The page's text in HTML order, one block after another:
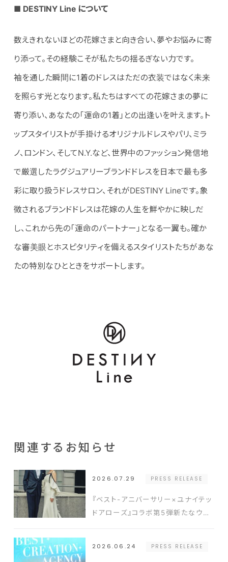
■ DESTINY Lineについて
数えきれないほどの花嫁さまと向き合い、夢やお悩みに寄
り添って。その経験こそが私たちの揺るぎない力です。
袖を通した瞬間に1着のドレスはただの衣装ではなく未来
を照らす光となります。私たちはすべての花嫁さまの夢に
寄り添い、あなたの「運命の1着」との出逢いを叶えます。ト
ップスタイリストが手掛けるオリジナルドレスやパリ、ミラ
ノ、ロンドン、そしてN.Y.など、世界中のファッション発信地
で厳選したラグジュアリーブランドドレスを日本で最も多
彩に取り扱うドレスサロン、それがDESTINY Lineです。象
徴されるブランドドレスは花嫁の人生を鮮やかに映しだ
し、これから先の「運命のパートナー」となる一翼も。確か
な審美眼とホスピタリティを備えるスタイリストたちがあな
たの特別なひとときをサポートします。
関連するお知らせ
2026.07.29 PRESS RELEASE
『ベスト-アニバーサリー×ユナイテッ
ドアローズ』コラボ第5弾新たなウエ
2026.06.24
PRESS RELEASE